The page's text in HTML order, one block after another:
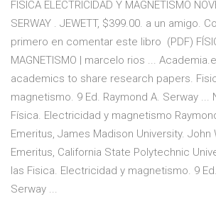
FISICA ELECTRICIDAD Y MAGNETISMO
SERWAY . JEWETT, $399.00. a un amigo.
primero en comentar este libro (PDF)
MAGNETISMO | marcelo rios ...
academics to share research papers.
magnetismo. 9 Ed. Raymond A. Serway ...
Física. Electricidad y magnetismo
Emeritus, James Madison University. John
Emeritus, California State Polytechnic
las Fisica. Electricidad y magnetismo. 9
Serway ...